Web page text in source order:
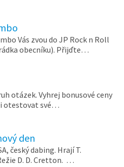
Vás zvou do JP Rock n Roll
obecníku). Přijďte…
otázek. Vyhrej bonusové ceny
otestovat své…
den
český dabing. Hrají T.
D. D. Cretton. …